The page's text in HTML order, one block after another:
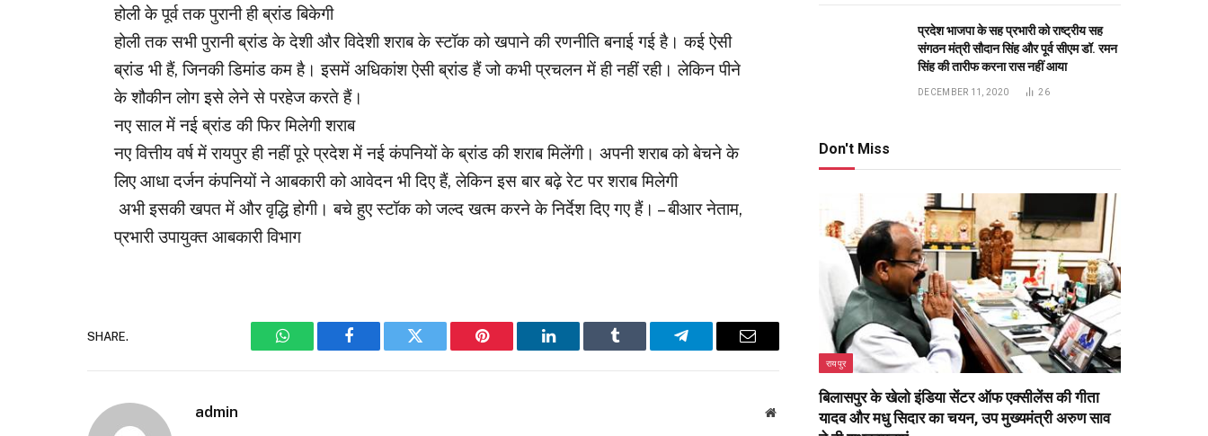
होली के पूर्व तक पुरानी ही ब्रांड बिकेगी
होली तक सभी पुरानी ब्रांड के देशी और विदेशी शराब के स्टॉक को खपाने की रणनीति बनाई गई है। कई ऐसी
ब्रांड भी हैं, जिनकी डिमांड कम है। इसमें अधिकांश ऐसी ब्रांड हैं जो कभी प्रचलन में ही नहीं रही। लेकिन पीने
के शौकीन लोग इसे लेने से परहेज करते हैं।
नए साल में नई ब्रांड की फिर मिलेगी शराब
नए वित्तीय वर्ष में रायपुर ही नहीं पूरे प्रदेश में नई कंपनियों के ब्रांड की शराब मिलेंगी। अपनी शराब को बेचने के
लिए आधा दर्जन कंपनियों ने आबकारी को आवेदन भी दिए हैं, लेकिन इस बार बढ़े रेट पर शराब मिलेगी
अभी इसकी खपत में और वृद्धि होगी। बचे हुए स्टॉक को जल्द खत्म करने के निर्देश दिए गए हैं। – बीआर नेताम,
प्रभारी उपायुक्त आबकारी विभाग
SHARE.
WhatsAppFacebook Twitter Pinterest LinkedIn Tumblr Telegram Email
admin Website
प्रदेश भाजपा के सह प्रभारी को राष्ट्रीय सह
संगठन मंत्री सौदान सिंह और पूर्व सीएम डॉ. रमन
सिंह की तारीफ करना रास नहीं आया
DECEMBER 11, 2020 26
Don't Miss
रायपुर
बिलासपुर के खेलो इंडिया सेंटर ऑफ एक्सीलेंस की गीता
यादव और मधु सिदार का चयन, उप मुख्यमंत्री अरुण साव